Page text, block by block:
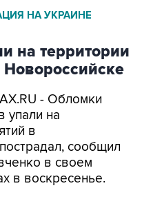
НА УКРАИНЕ
на территории
- Обломки
упали на
в
сообщил
в своем
в воскресенье.